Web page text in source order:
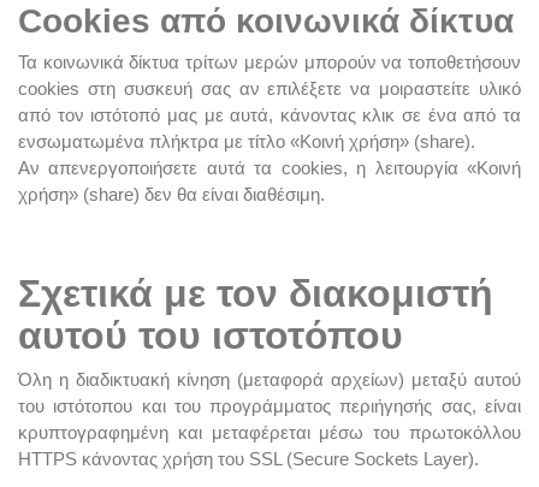
Cookies από κοινωνικά δίκτυα
Τα κοινωνικά δίκτυα τρίτων μερών μπορούν να τοποθετήσουν
cookies στη συσκευή σας αν επιλέξετε να μοιραστείτε υλικό
από τον ιστότοπό μας με αυτά, κάνοντας κλικ σε ένα από τα
ενσωματωμένα πλήκτρα με τίτλο «Κοινή χρήση» (share).
Αν απενεργοποιήσετε αυτά τα cookies, η λειτουργία «Κοινή
χρήση» (share) δεν θα είναι διαθέσιμη.
Σχετικά με τον διακομιστή
αυτού του ιστοτόπου
Όλη η διαδικτυακή κίνηση (μεταφορά αρχείων) μεταξύ αυτού
του ιστότοπου και του προγράμματος περιήγησής σας, είναι
κρυπτογραφημένη και μεταφέρεται μέσω του πρωτοκόλλου
HTTPS κάνοντας χρήση του SSL (Secure Sockets Layer).